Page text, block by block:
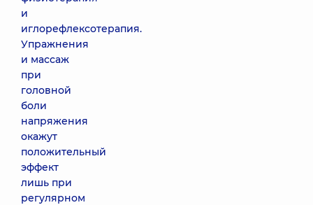
и
иглорефлексотерапия.
Упражнения
и массаж
при
головной
боли
напряжения
окажут
положительный
эффект
лишь при
регулярном